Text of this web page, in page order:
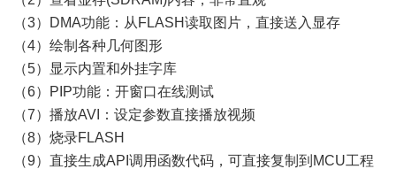
（3）DMA功能：从FLASH读取图片，直接送入显存
（4）绘制各种几何图形
（5）显示内置和外挂字库
（6）PIP功能：开窗口在线测试
（7）播放AVI：设定参数直接播放视频
（8）烧录FLASH
（9）直接生成API调用函数代码，可直接复制到MCU工程